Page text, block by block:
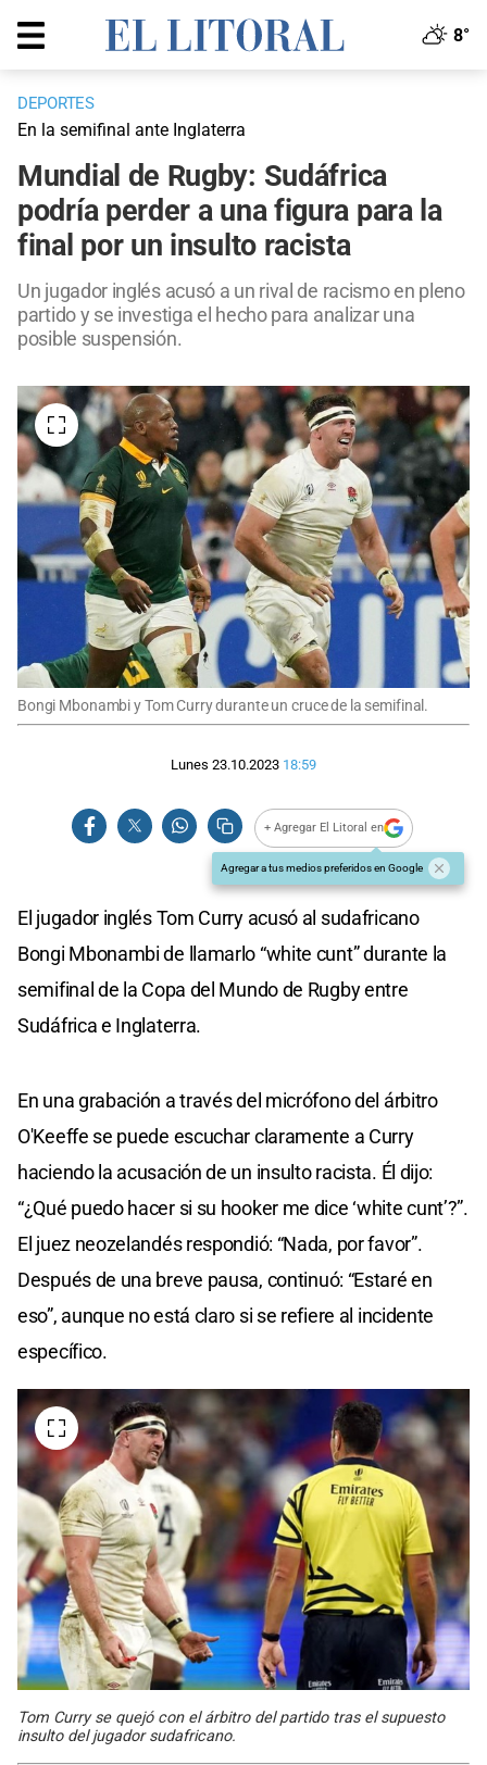
8°
DEPORTES
En la semifinal ante Inglaterra
Mundial de Rugby: Sudáfrica
podría perder a una figura para la
final por un insulto racista
Un jugador inglés acusó a un rival de racismo en pleno
partido y se investiga el hecho para analizar una
posible suspensión.
Bongi Mbonambi y Tom Curry durante un cruce de la semifinal.
Lunes 23.10.2023 18:59
+ Agregar El Litoral en
Agregar a tus medios preferidos en Google
El jugador inglés Tom Curry acusó al sudafricano
Bongi Mbonambi de llamarlo “white cunt” durante la
semifinal de la Copa del Mundo de Rugby entre
Sudáfrica e Inglaterra.
En una grabación a través del micrófono del árbitro
O'Keeffe se puede escuchar claramente a Curry
haciendo la acusación de un insulto racista. Él dijo:
“¿Qué puedo hacer si su hooker me dice ‘white cunt’?”.
El juez neozelandés respondió: “Nada, por favor”.
Después de una breve pausa, continuó: “Estaré en
eso”, aunque no está claro si se refiere al incidente
específico.
Tom Curry se quejó con el árbitro del partido tras el supuesto
insulto del jugador sudafricano.